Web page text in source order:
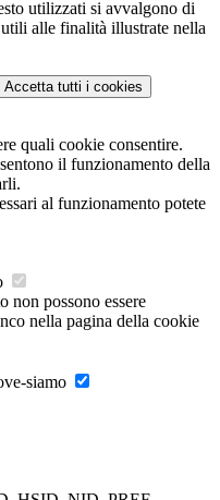
utilizzati si avvalgono di
alle finalità illustrate nella
Accetta tutti i cookies
quali cookie consentire.
il funzionamento della
al funzionamento potete
non possono essere
nella pagina della cookie
siamo